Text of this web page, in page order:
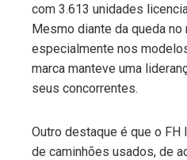
com 3.613 unidades
Mesmo diante da queda
especialmente nos
marca manteve uma
seus concorrentes.
Outro destaque é que o FH
de caminhões usados, de